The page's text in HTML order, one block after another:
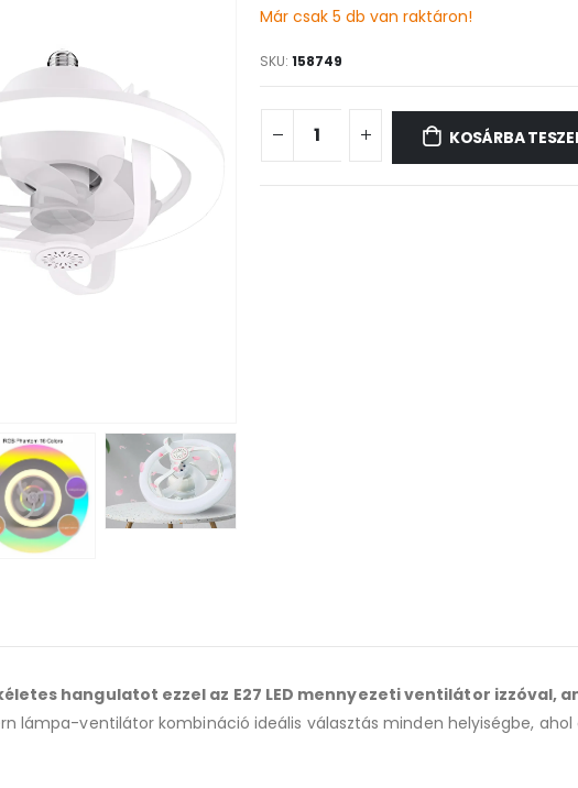
Már csak 5 db van raktáron!
SKU: 158749
KOSÁRBA
hangulatot ezzel az E27 LED mennyezeti ventilátor izzóval,
lámpa-ventilátor kombináció ideális választás minden helyiségbe,